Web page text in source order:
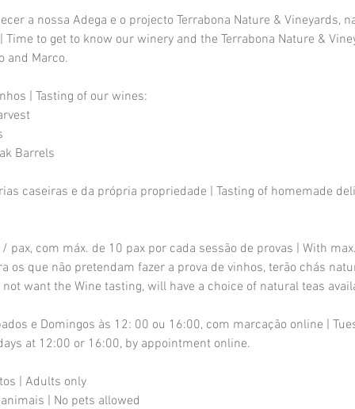
a nossa Adega e o projecto Terrabona Nature & Vineyards,
Time to get to know our winery and the Terrabona Nature &
and Marco.
| Tasting of our wines:
Barrels
caseiras e da própria propriedade | Tasting of homemade
/ pax, com máx. de 10 pax por cada sessão de provas | With
os que não pretendam fazer a prova de vinhos, terão chás
want the Wine tasting, will have a choice of natural teas
e Domingos às 12: 00 ou 16:00, com marcação online |
at 12:00 or 16:00, by appointment online.
| Adults only